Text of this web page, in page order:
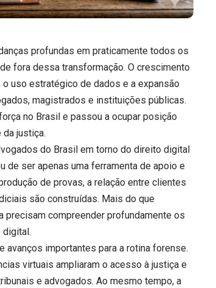
profundas em praticamente todos os
fora dessa transformação. O crescimento
uso estratégico de dados e a expansão
magistrados e instituições públicas.
no Brasil e passou a ocupar posição
justiça.
do Brasil em torno do direito digital
de ser apenas uma ferramenta de apoio e
de provas, a relação entre clientes
são construídas. Mais do que
precisam compreender profundamente os
digital.
importantes para a rotina forense.
virtuais ampliaram o acesso à justiça e
e advogados. Ao mesmo tempo, a